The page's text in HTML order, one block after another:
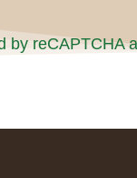
by reCAPTCHA